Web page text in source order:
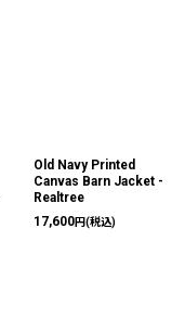
Old Navy Printed
Canvas Barn Jacket -
Realtree
17,600円(税込)